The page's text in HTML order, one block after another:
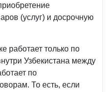
(услуг) и досрочную
работает только по
Узбекистана между
по
То есть, если